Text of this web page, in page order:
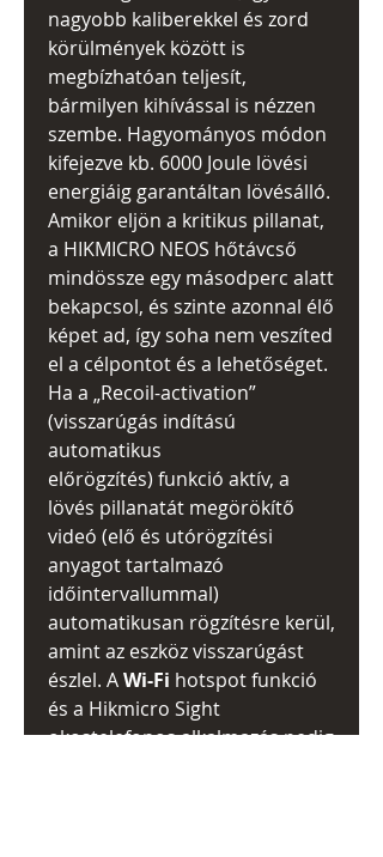
nagyobb kaliberekkel és zord
körülmények között is
megbízhatóan teljesít,
bármilyen kihívással is nézzen
szembe. Hagyományos módon
kifejezve kb. 6000 Joule lövési
energiáig garantáltan lövésálló.
Amikor eljön a kritikus pillanat,
a HIKMICRO NEOS hőtávcső
mindössze egy másodperc alatt
bekapcsol, és szinte azonnal élő
képet ad, így soha nem veszíted
el a célpontot és a lehetőséget.
Ha a „Recoil-activation”
(visszarúgás indítású
automatikus
előrögzítés) funkció aktív, a
lövés pillanatát megörökítő
videó (elő és utórögzítési
anyagot tartalmazó
időintervallummal)
automatikusan rögzítésre kerül,
amint az eszköz visszarúgást
észlel. AWi-Fi hotspot funkció
és a Hikmicro Sight
okostelefonos alkalmazás pedig